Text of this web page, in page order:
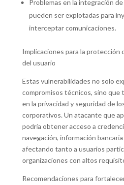
Problemas en la integración
pueden ser explotadas para
interceptar comunicaciones.
Implicaciones para la protección
del usuario
Estas vulnerabilidades no solo
compromisos técnicos, sino
en la privacidad y seguridad de
corporativos. Un atacante que
podría obtener acceso a
navegación, información
afectando tanto a usuarios
organizaciones con altos
Recomendaciones para